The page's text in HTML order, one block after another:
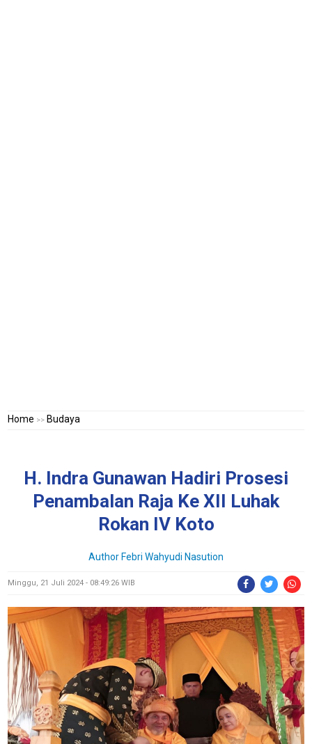
Home >> Budaya
H. Indra Gunawan Hadiri Prosesi
Penambalan Raja Ke XII Luhak
Rokan IV Koto
Author Febri Wahyudi Nasution
Minggu, 21 Juli 2024 - 08:49:26 WIB